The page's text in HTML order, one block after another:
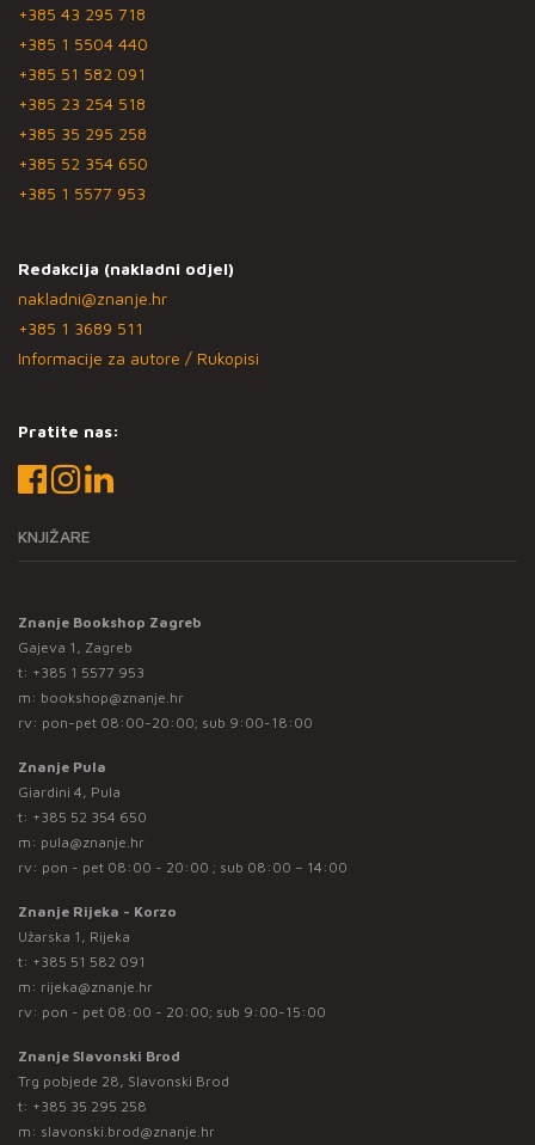
+385 43 295 718
+385 1 5504 440
+385 51 582 091
+385 23 254 518
+385 35 295 258
+385 52 354 650
+385 1 5577 953
Redakcija (nakladni odjel)
nakladni@znanje.hr
+385 1 3689 511
Informacije za autore / Rukopisi
Pratite nas:
KNJIŽARE
Znanje Bookshop Zagreb
Gajeva 1, Zagreb
t: +385 1 5577 953
m: bookshop@znanje.hr
rv: pon-pet 08:00-20:00; sub 9:00-18:00
Znanje Pula
Giardini 4, Pula
t: +385 52 354 650
m: pula@znanje.hr
rv: pon - pet 08:00 - 20:00 ; sub 08:00 – 14:00
Znanje Rijeka - Korzo
Užarska 1, Rijeka
t: +385 51 582 091
m: rijeka@znanje.hr
rv: pon - pet 08:00 - 20:00; sub 9:00-15:00
Znanje Slavonski Brod
Trg pobjede 28, Slavonski Brod
t: +385 35 295 258
m: slavonski.brod@znanje.hr